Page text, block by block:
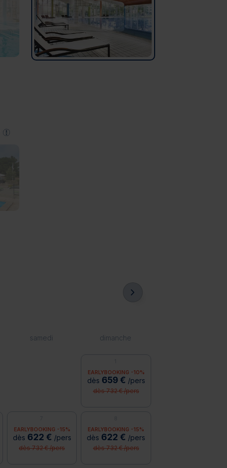
samedi dimanche
EARLYBOOKING -10%
dès 659 € /pers
dès 732 € /pers
EARLYBOOKING -15%
dès 622 € /pers
dès 732 € /pers
EARLYBOOKING -15%
dès 622 € /pers
dès 732 € /pers